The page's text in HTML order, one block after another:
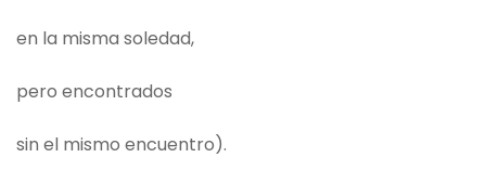
en la misma soledad,
pero encontrados
sin el mismo encuentro).